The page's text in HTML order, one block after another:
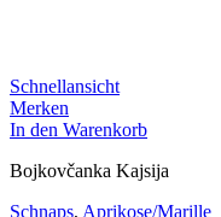
Schnellansicht
Merken
In den Warenkorb
Bojkovčanka Kajsija
Schnaps, Aprikose/Marille